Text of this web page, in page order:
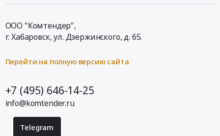
ООО "Комтендер",
г. Хабаровск,ул. Дзержинского, д. 65.
Перейти на полную версию сайта
+7 (495) 646-14-25
info@komtender.ru
Telegram